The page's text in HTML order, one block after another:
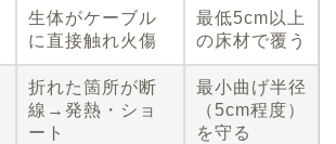
生体がケーブル
に直接触れ火傷
最低5cm以上
の床材で覆う
折れた箇所が断
線→発熱・ショ
ート
最小曲げ半径
（5cm程度）
を守る